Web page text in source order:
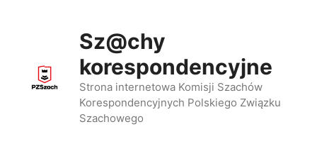
Sz@chy
korespondencyjne
Strona internetowa Komisji Szachów
Korespondencyjnych Polskiego Związku
Szachowego